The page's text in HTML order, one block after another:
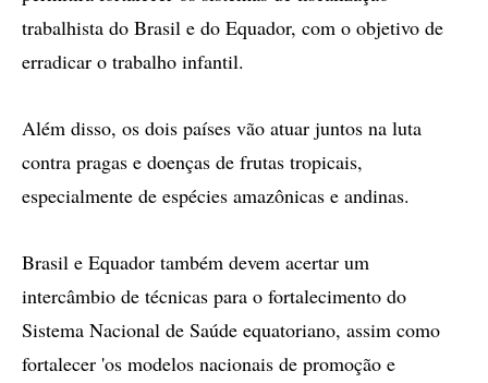
trabalhista do Brasil e do Equador, com o objetivo de
erradicar o trabalho infantil.
Além disso, os dois países vão atuar juntos na luta
contra pragas e doenças de frutas tropicais,
especialmente de espécies amazônicas e andinas.
Brasil e Equador também devem acertar um
intercâmbio de técnicas para o fortalecimento do
Sistema Nacional de Saúde equatoriano, assim como
fortalecer 'os modelos nacionais de promoção e